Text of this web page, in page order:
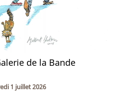
de la Bande
1 juillet 2026